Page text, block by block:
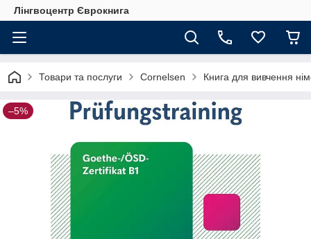
Лінгвоцентр Єврокнига
Товари та послуги Cornelsen Книга для вивчення
–5%